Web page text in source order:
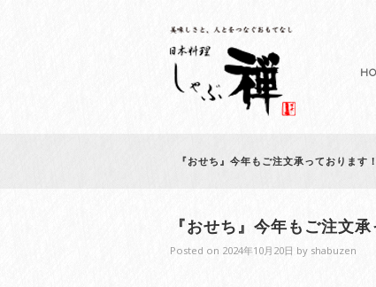
『おせち』今年もご注文承っております！
『おせち』今年もご注文
Posted on 2024年10月20日 by shabuzen